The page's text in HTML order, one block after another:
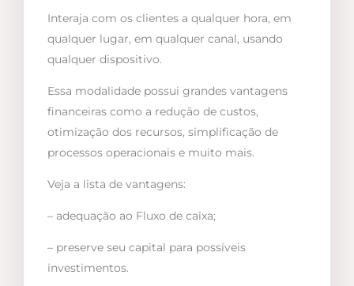
Interaja com os clientes a qualquer hora, em
qualquer lugar, em qualquer canal, usando
qualquer dispositivo.
Essa modalidade possui grandes vantagens
financeiras como a redução de custos,
otimização dos recursos, simplificação de
processos operacionais e muito mais.
Veja a lista de vantagens:
– adequação ao Fluxo de caixa;
– preserve seu capital para possíveis
investimentos.